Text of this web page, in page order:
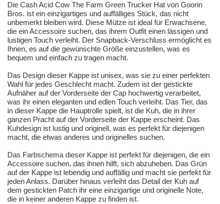
Die Cash Acid Cow The Farm Green Trucker Hat von Goorin
Bros. ist ein einzigartiges und auffälliges Stück, das nicht
unbemerkt bleiben wird. Diese Mütze ist ideal für Erwachsene,
die ein Accessoire suchen, das ihrem Outfit einen lässigen und
lustigen Touch verleiht. Der Snapback-Verschluss ermöglicht es
Ihnen, es auf die gewünschte Größe einzustellen, was es
bequem und einfach zu tragen macht.
Das Design dieser Kappe ist unisex, was sie zu einer perfekten
Wahl für jedes Geschlecht macht. Zudem ist der gestickte
Aufnäher auf der Vorderseite der Cap hochwertig verarbeitet,
was ihr einen eleganten und edlen Touch verleiht. Das Tier, das
in dieser Kappe die Hauptrolle spielt, ist die Kuh, die in ihrer
ganzen Pracht auf der Vorderseite der Kappe erscheint. Das
Kuhdesign ist lustig und originell, was es perfekt für diejenigen
macht, die etwas anderes und originelles suchen.
Das Farbschema dieser Kappe ist perfekt für diejenigen, die ein
Accessoire suchen, das ihnen hilft, sich abzuheben. Das Grün
auf der Kappe ist lebendig und auffällig und macht sie perfekt für
jeden Anlass. Darüber hinaus verleiht das Detail der Kuh auf
dem gestickten Patch ihr eine einzigartige und originelle Note,
die in keiner anderen Kappe zu finden ist.